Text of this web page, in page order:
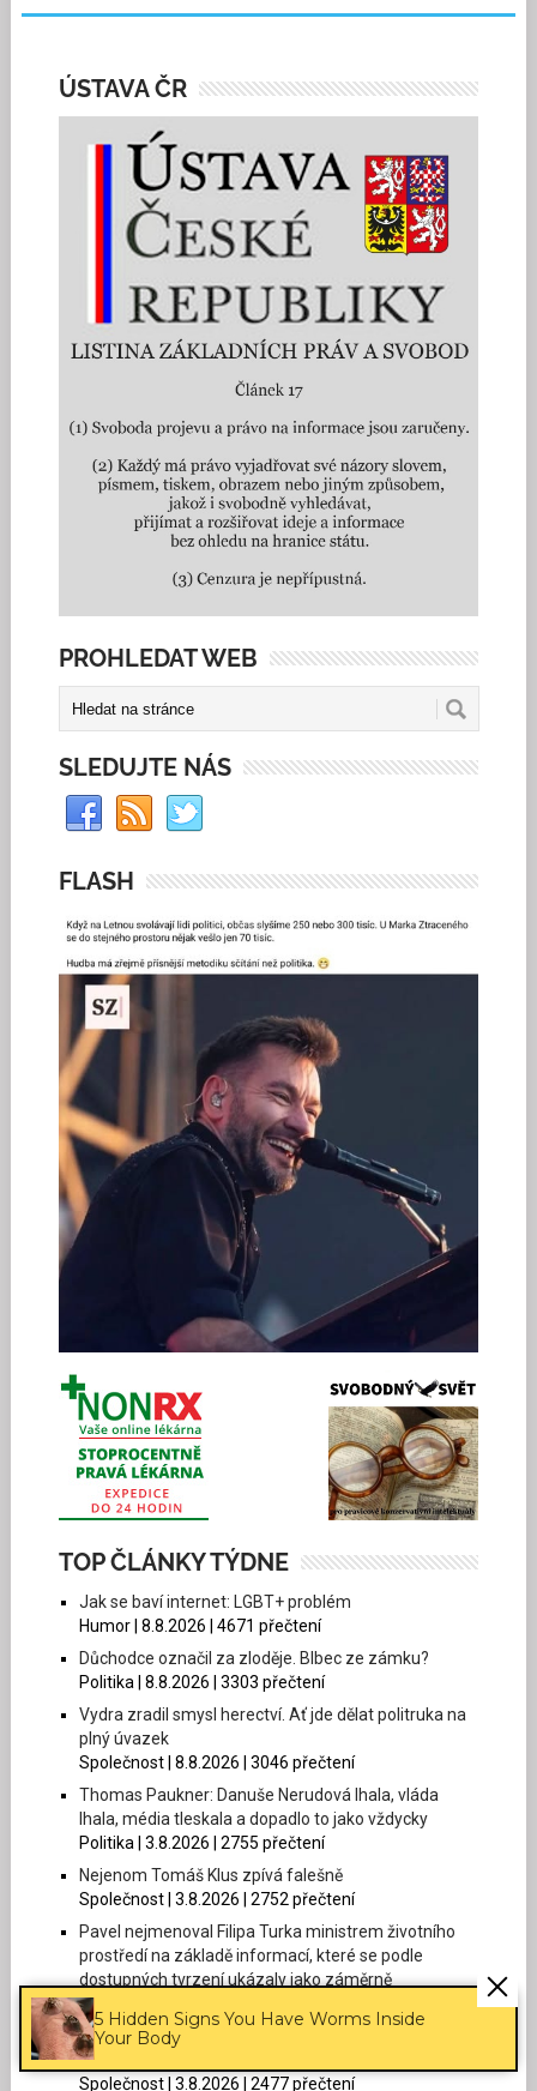
5 Hidden Signs You Have Worms Inside
Your Body
ÚSTAVA ČR
PROHLEDAT WEB
SLEDUJTE NÁS
FLASH
TOP ČLÁNKY TÝDNE
Jak se baví internet: LGBT+ problém
Humor | 8.8.2026 | 4671 přečtení
Důchodce označil za zloděje. Blbec ze zámku?
Politika | 8.8.2026 | 3303 přečtení
Vydra zradil smysl herectví. Ať jde dělat politruka na
plný úvazek
Společnost | 8.8.2026 | 3046 přečtení
Thomas Paukner: Danuše Nerudová lhala, vláda
lhala, média tleskala a dopadlo to jako vždycky
Politika | 3.8.2026 | 2755 přečtení
Nejenom Tomáš Klus zpívá falešně
Společnost | 3.8.2026 | 2752 přečtení
Pavel nejmenoval Filipa Turka ministrem životního
prostředí na základě informací, které se podle
dostupných tvrzení ukázaly jako záměrně
zfalšované
Politika | 3.8.2026 | 2579 přečtení
Jak si vede Deník Nenávist?
Společnost | 3.8.2026 | 2477 přečtení